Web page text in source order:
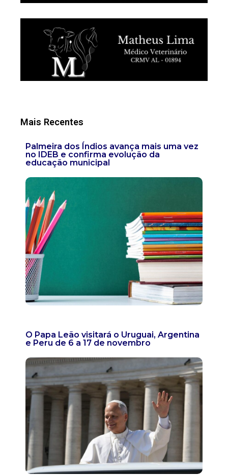
Mais Recentes
Palmeira dos Índios avança mais uma vez
no IDEB e confirma evolução da
educação municipal
O Papa Leão visitará o Uruguai, Argentina
e Peru de 6 a 17 de novembro